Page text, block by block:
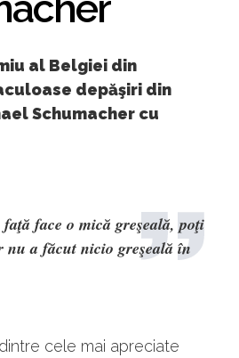
al Belgiei din
depăşiri din
Schumacher cu
face o mică greşeală, poţi
nu a făcut nicio greşeală în
cele mai apreciate